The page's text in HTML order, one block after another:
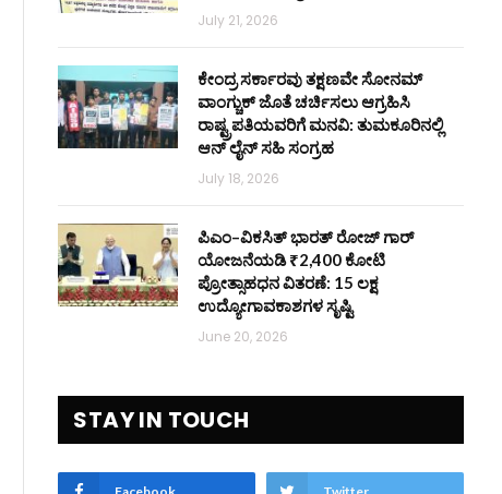
July 21, 2026
ಕೇಂದ್ರ ಸರ್ಕಾರವು ತಕ್ಷಣವೇ ಸೋನಮ್
ವಾಂಗ್ಚುಕ್ ಜೊತೆ ಚರ್ಚಿಸಲು ಆಗ್ರಹಿಸಿ
ರಾಷ್ಟ್ರಪತಿಯವರಿಗೆ ಮನವಿ: ತುಮಕೂರಿನಲ್ಲಿ
ಆನ್‌ ಲೈನ್ ಸಹಿ ಸಂಗ್ರಹ
July 18, 2026
ಪಿಎಂ–ವಿಕಸಿತ್ ಭಾರತ್ ರೋಜ್‌ ಗಾರ್
ಯೋಜನೆಯಡಿ ₹2,400 ಕೋಟಿ
ಪ್ರೋತ್ಸಾಹಧನ ವಿತರಣೆ: 15 ಲಕ್ಷ
ಉದ್ಯೋಗಾವಕಾಶಗಳ ಸೃಷ್ಟಿ
June 20, 2026
STAY IN TOUCH